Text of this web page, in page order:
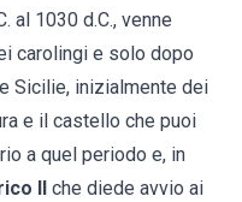
al 1030 d.C., venne
carolingi e solo dopo
Sicilie, inizialmente dei
e il castello che puoi
a quel periodo e, in
II
che diede avvio ai